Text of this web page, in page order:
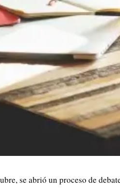
se abrió un proceso de